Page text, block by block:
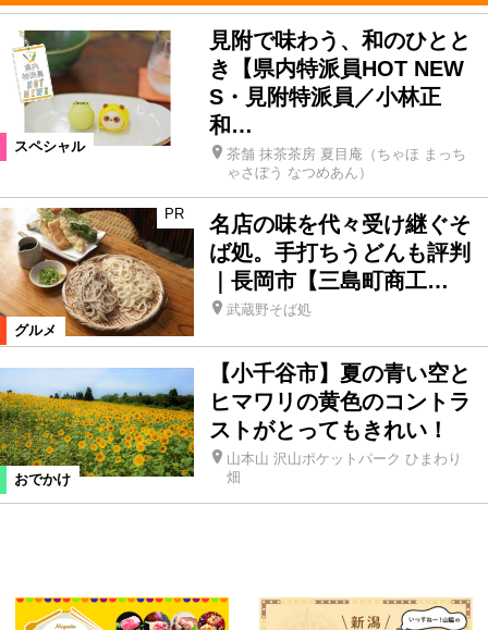
スペシャル
見附で味わう、和のひとと
き【県内特派員HOT NEW
S・見附特派員／小林正
和…
茶舗 抹茶茶房 夏目庵（ちゃほ まっち
ゃさぼう なつめあん）
グルメ
PR
名店の味を代々受け継ぐそ
ば処。手打ちうどんも評判
｜長岡市【三島町商工…
武蔵野そば処
おでかけ
【小千谷市】夏の青い空と
ヒマワリの黄色のコントラ
ストがとってもきれい！
山本山 沢山ポケットパーク ひまわり
畑